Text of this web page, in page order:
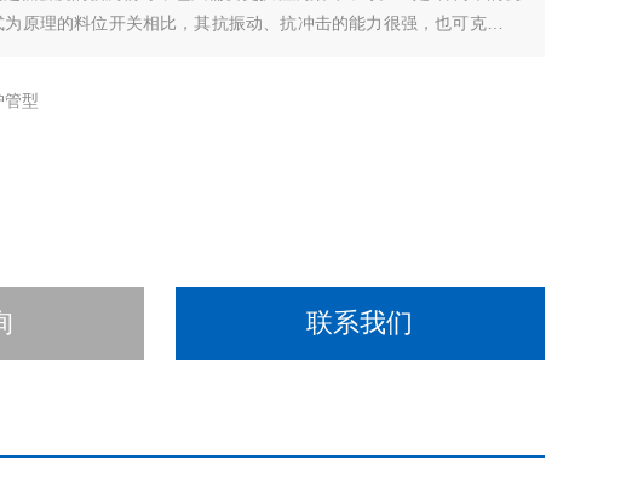
原理的料位开关相比，其抗振动、抗冲击的能力很强，也可克服挂
管型
联系我们